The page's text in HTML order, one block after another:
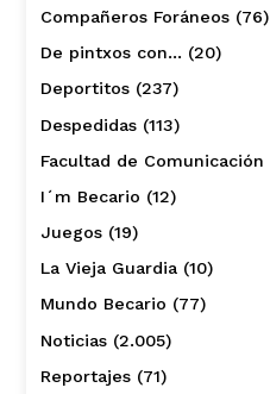
Compañeros Foráneos(76)
De pintxos con… (20)
Deportitos(237)
Despedidas(113)
Facultad de Comunicación
I´m Becario (12)
Juegos(19)
La Vieja Guardia(10)
Mundo Becario (77)
Noticias(2.005)
Reportajes(71)